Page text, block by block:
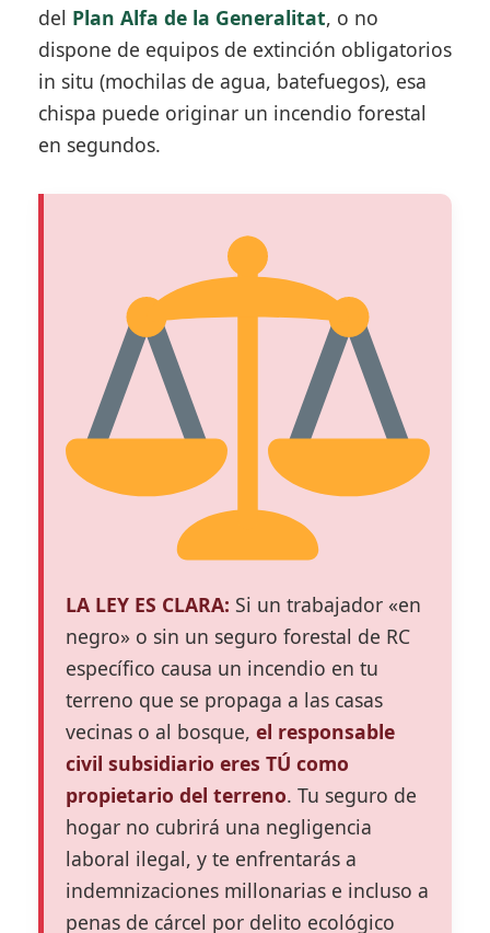
del Plan Alfa de la Generalitat, o no
dispone de equipos de extinción obligatorios
in situ (mochilas de agua, batefuegos), esa
chispa puede originar un incendio forestal
en segundos.
LA LEY ES CLARA: Si un trabajador «en
negro» o sin un seguro forestal de RC
específico causa un incendio en tu
terreno que se propaga a las casas
vecinas o al bosque, el responsable
civil subsidiario eres TÚ como
propietario del terreno. Tu seguro de
hogar no cubrirá una negligencia
laboral ilegal, y te enfrentarás a
indemnizaciones millonarias e incluso a
penas de cárcel por delito ecológico